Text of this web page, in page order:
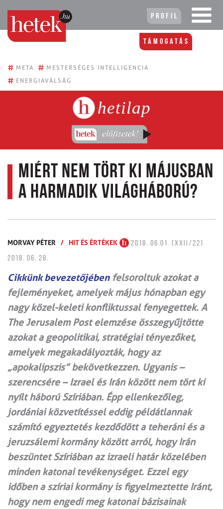
Profil
Támogatás
# META # MESTERSÉGES INTELLIGENCIA
# ENERGIAVÁLSÁG
hetilap
Miért nem tört ki májusban
a harmadik világháború?
MORVAY PÉTER / HIT ÉS ÉRTÉKEK
2018. 06.01. (XXII/22)
2018. 06. 28.
Cikkünk bevezetőjébenfelsoroltuk azokat a
fejleményeket, amelyek május hónapban egy
nagy közel-keleti konfliktussal fenyegettek. A
The Jerusalem Post elemzése összegyűjtötte
azokat a geopolitikai, stratégiai tényezőket,
amelyek megakadályozták, hogy az
„apokalipszis” bekövetkezzen. Ugyanis –
szerencsére – Izrael és Irán között nem tört ki
nyílt háború Szíriában. Épp ellenkezőleg,
jordániai közvetítéssel eddig példátlannak
számító egyeztetés kezdődött a teheráni és a
jeruzsálemi kormány között arról, hogy Irán
beszüntet Szíriában az izraeli határ közelében
minden katonai tevékenységet. Ezzel egy
időben a szíriai kormány is figyelmeztette Iránt,
hogy nem engedi meg katonai bázisainak